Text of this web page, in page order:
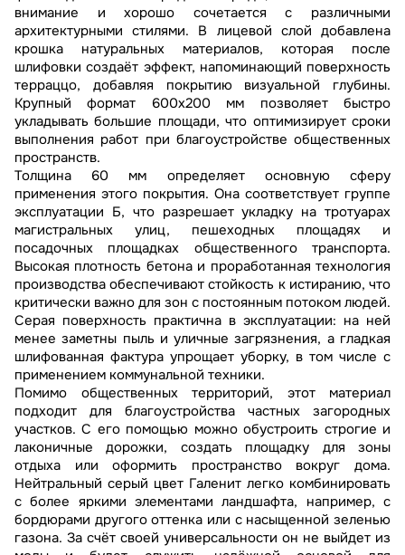
внимание и хорошо сочетается с различными
архитектурными стилями. В лицевой слой добавлена
крошка натуральных материалов, которая после
шлифовки создаёт эффект, напоминающий поверхность
терраццо, добавляя покрытию визуальной глубины.
Крупный формат 600х200 мм позволяет быстро
укладывать большие площади, что оптимизирует сроки
выполнения работ при благоустройстве общественных
пространств.
Толщина 60 мм определяет основную сферу
применения этого покрытия. Она соответствует группе
эксплуатации Б, что разрешает укладку на тротуарах
магистральных улиц, пешеходных площадях и
посадочных площадках общественного транспорта.
Высокая плотность бетона и проработанная технология
производства обеспечивают стойкость к истиранию, что
критически важно для зон с постоянным потоком людей.
Серая поверхность практична в эксплуатации: на ней
менее заметны пыль и уличные загрязнения, а гладкая
шлифованная фактура упрощает уборку, в том числе с
применением коммунальной техники.
Помимо общественных территорий, этот материал
подходит для благоустройства частных загородных
участков. С его помощью можно обустроить строгие и
лаконичные дорожки, создать площадку для зоны
отдыха или оформить пространство вокруг дома.
Нейтральный серый цвет Галенит легко комбинировать
с более яркими элементами ландшафта, например, с
бордюрами другого оттенка или с насыщенной зеленью
газона. За счёт своей универсальности он не выйдет из